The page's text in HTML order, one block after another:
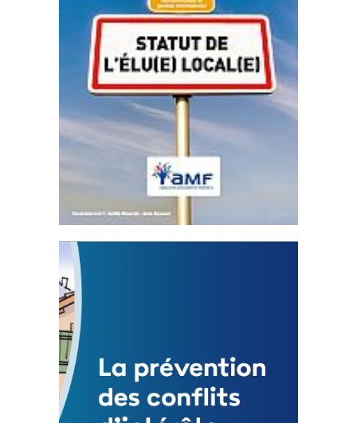
Statut de l’élu local
3 avril 2024
Mise à jour avril 2024
FEUILLETER